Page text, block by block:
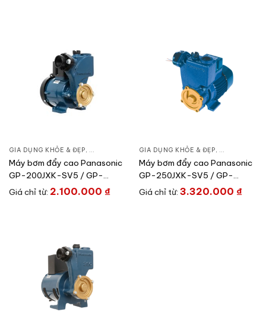
GIA DỤNG KHỎE & ĐẸP, MÁY BƠM NƯỚC, MÁY BƠM NƯỚC ĐẨY CAO
Máy bơm đẩy cao Panasonic
GP-200JXK-SV5 / GP-
200JXK-NV5
Giá chỉ từ: 2.100.000 ₫
GIA DỤNG KHỎE & ĐẸP, MÁY BƠM
Máy bơm đẩy cao Panasonic
GP-250JXK-SV5 / GP-
250JXK-NV5
Giá chỉ từ: 3.320.000 ₫